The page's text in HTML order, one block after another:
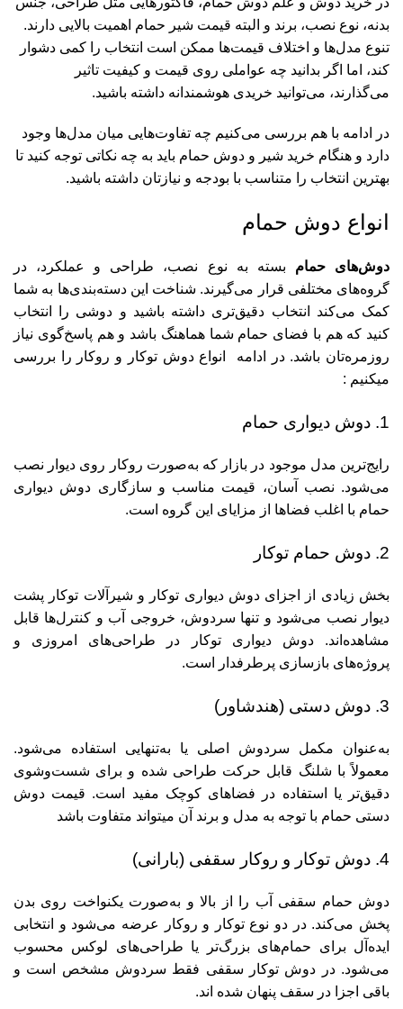
بدنه، نوع نصب، برند و البته قیمت شیر حمام اهمیت بالایی دارند.
تنوع مدل‌ها و اختلاف قیمت‌ها ممکن است انتخاب را کمی دشوار
کند، اما اگر بدانید چه عواملی روی قیمت و کیفیت تاثیر
می‌گذارند، می‌توانید خریدی هوشمندانه داشته باشید.
در ادامه با هم بررسی می‌کنیم چه تفاوت‌هایی میان مدل‌ها وجود
دارد و هنگام خرید شیر و دوش حمام باید به چه نکاتی توجه کنید تا
بهترین انتخاب را متناسب با بودجه و نیازتان داشته باشید.
انواع دوش حمام
دوش‌های حمام بسته به نوع نصب، طراحی و عملکرد، در
گروه‌های مختلفی قرار می‌گیرند. شناخت این دسته‌بندی‌ها به شما
کمک می‌کند انتخاب دقیق‌تری داشته باشید و دوشی را انتخاب
کنید که هم با فضای حمام شما هماهنگ باشد و هم پاسخ‌گوی نیاز
روزمره‌تان باشد. در ادامه انواع دوش توکار و روکار را بررسی
میکنیم :
1. دوش دیواری حمام
رایج‌ترین مدل موجود در بازار که به‌صورت روکار روی دیوار نصب
می‌شود. نصب آسان، قیمت مناسب و سازگاری دوش دیواری
حمام با اغلب فضاها از مزایای این گروه است.
2. دوش حمام توکار
بخش زیادی از اجزای دوش دیواری توکار و شیرآلات توکار
پشت
دیوار نصب می‌شود و تنها سردوش، خروجی آب و کنترل‌ها قابل
مشاهده‌اند. دوش دیواری توکار در طراحی‌های امروزی و
پروژه‌های بازسازی پرطرفدار است.
3. دوش دستی (هندشاور)
به‌عنوان مکمل سردوش اصلی یا به‌تنهایی استفاده می‌شود.
معمولاً با شلنگ قابل حرکت طراحی شده و برای شست‌وشوی
دقیق‌تر یا استفاده در فضاهای کوچک مفید است. قیمت دوش
دستی حمام با توجه به مدل و برند آن میتواند متفاوت باشد
4. دوش توکار و روکار سقفی (بارانی)
دوش حمام سقفی آب را از بالا و به‌صورت یکنواخت روی بدن
پخش می‌کند. در دو نوع توکار و روکار عرضه می‌شود و انتخابی
ایده‌آل برای حمام‌های بزرگ‌تر یا طراحی‌های لوکس محسوب
می‌شود. در دوش توکار سقفی فقط سردوش مشخص است و
باقی اجزا در سقف پنهان شده اند.